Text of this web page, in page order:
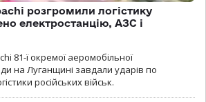
розгромили логістику
електростанцію, АЗС і
81-ї окремої аеромобільної
на Луганщині завдали ударів по
російських військ.